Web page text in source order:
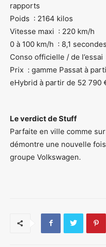
rapports
Poids : 2164 kilos
Vitesse maxi : 220 km/h
0 à 100 km/h : 8,1 secondes
Conso officielle / de
Prix : gamme Passat à
eHybrid à partir de 52 790
Le verdict de Stuff
Parfaite en ville comme
démontre une nouvelle
groupe Volkswagen.